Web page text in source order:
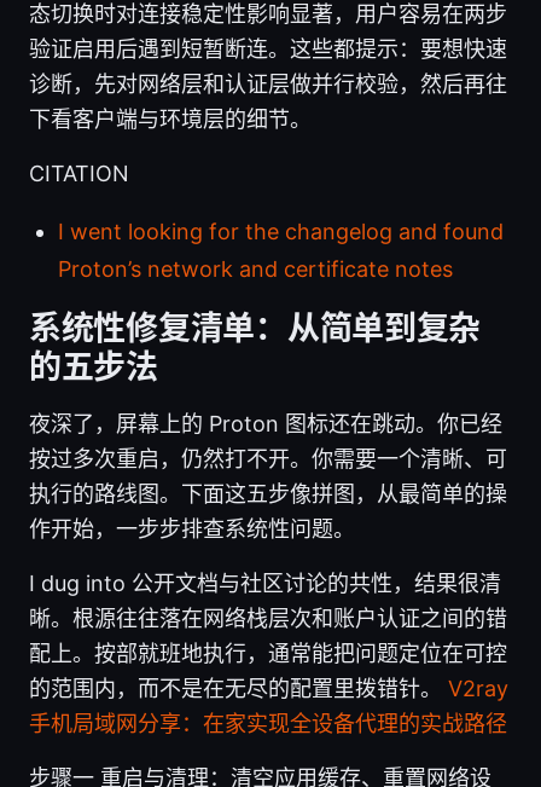
态切换时对连接稳定性影响显著，用户容易在两步
验证启用后遇到短暂断连。这些都提示：要想快速
诊断，先对网络层和认证层做并行校验，然后再往
下看客户端与环境层的细节。
CITATION
I went looking for the changelog and found
Proton’s network and certificate notes
系统性修复清单：从简单到复杂
的五步法
夜深了，屏幕上的 Proton 图标还在跳动。你已经
按过多次重启，仍然打不开。你需要一个清晰、可
执行的路线图。下面这五步像拼图，从最简单的操
作开始，一步步排查系统性问题。
I dug into 公开文档与社区讨论的共性，结果很清
晰。根源往往落在网络栈层次和账户认证之间的错
配上。按部就班地执行，通常能把问题定位在可控
的范围内，而不是在无尽的配置里拨错针。 V2ray
手机局域网分享：在家实现全设备代理的实战路径
步骤一 重启与清理：清空应用缓存、重置网络设